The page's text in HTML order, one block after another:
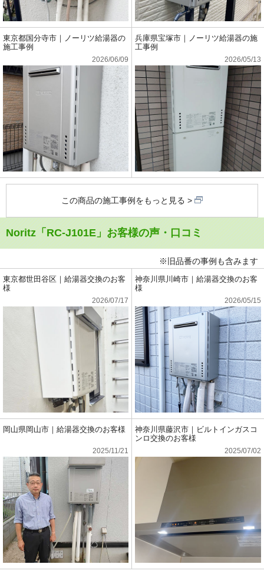
東京都国分寺市｜ノーリツ給湯器の
施工事例
2026/06/09
兵庫県宝塚市｜ノーリツ給湯器の施
工事例
2026/05/13
この商品の施工事例をもっと見る
Noritz「RC-J101E」お客様の声・口コミ
※旧品番の事例も含みます
東京都世田谷区｜給湯器交換のお客
様
2026/07/17
神奈川県川崎市｜給湯器交換のお客
様
2026/05/15
岡山県岡山市｜給湯器交換のお客様
2025/11/21
神奈川県藤沢市｜ビルトインガスコ
ンロ交換のお客様
2025/07/02